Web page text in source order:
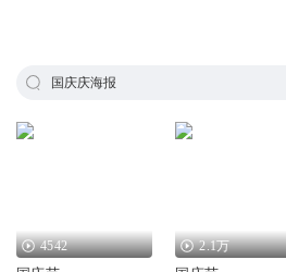
国庆庆海报
4542 2.1万